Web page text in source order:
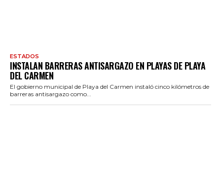
ESTADOS
INSTALAN BARRERAS ANTISARGAZO EN PLAYAS DE PLAYA
DEL CARMEN
El gobierno municipal de Playa del Carmen instaló cinco kilómetros de
barreras antisargazo como...